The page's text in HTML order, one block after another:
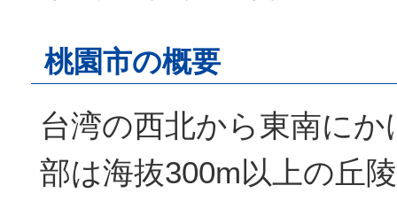
桃園市の概要
台湾の西北から東南に
部は海抜300m以上の丘